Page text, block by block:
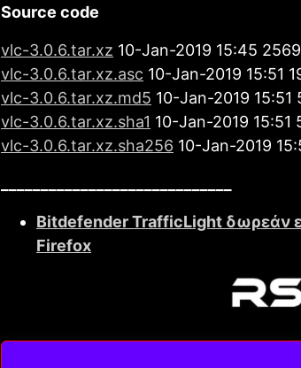
Source code
vlc-3.0.6.tar.xz 10-Jan-2019 15:45
vlc-3.0.6.tar.xz.asc 10-Jan-2019 15:51
vlc-3.0.6.tar.xz.md5 10-Jan-2019 15:51
vlc-3.0.6.tar.xz.sha1 10-Jan-2019 15:51
vlc-3.0.6.tar.xz.sha256 10-Jan-2019
Bitdefender TrafficLight δωρεάν
Firefox